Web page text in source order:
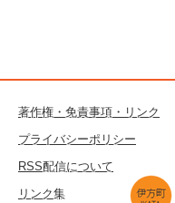
著作権・免責事項・リンク
プライバシーポリシー
RSS配信について
リンク集